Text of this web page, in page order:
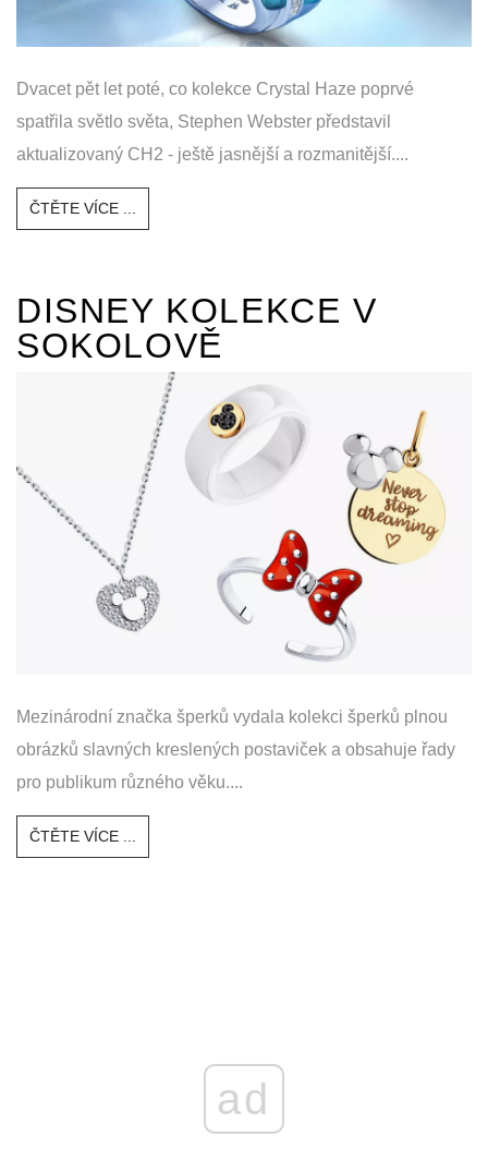
Dvacet pět let poté, co kolekce Crystal Haze poprvé
spatřila světlo světa, Stephen Webster představil
aktualizovaný CH2 - ještě jasnější a rozmanitější....
ČTĚTE VÍCE ...
DISNEY KOLEKCE V
SOKOLOVĚ
Mezinárodní značka šperků vydala kolekci šperků plnou
obrázků slavných kreslených postaviček a obsahuje řady
pro publikum různého věku....
ČTĚTE VÍCE ...
ad